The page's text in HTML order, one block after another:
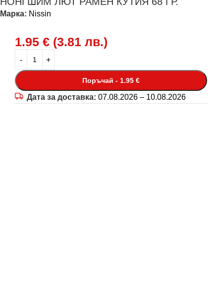
Марка: Nissin
1.95 € (3.81 лв.)
Поръчай - 1.95 €
Дата за доставка: 07.08.2026 – 10.08.2026